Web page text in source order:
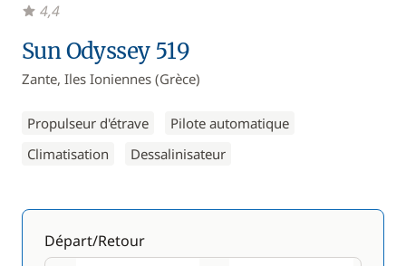
Sun Odyssey 519
Zante, Iles Ioniennes (Grèce)
Propulseur d'étrave
Pilote automatique
Climatisation
Dessalinisateur
4,4
Départ/Retour